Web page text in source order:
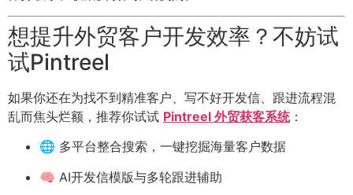
想提升外贸客户开发效率？不妨试
试Pintreel
如果你还在为找不到精准客户、写不好开发信、跟进流程混
乱而焦头烂额，推荐你试试 Pintreel 外贸获客系统：
🌐 多平台整合搜索，一键挖掘海量客户数据
🧠 AI开发信模版与多轮跟进辅助